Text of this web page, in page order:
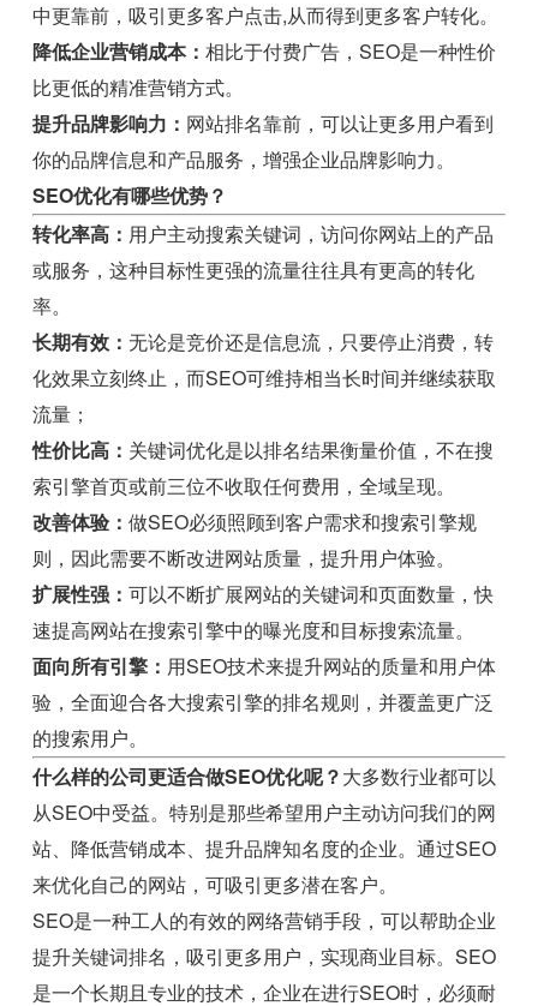
中更靠前，吸引更多客户点击,从而得到更多客户转化。
降低企业营销成本：相比于付费广告，SEO是一种性价
比更低的精准营销方式。
提升品牌影响力： 网站排名靠前，可以让更多用户看到
你的品牌信息和产品服务，增强企业品牌影响力。
SEO优化有哪些优势？
转化率高： 用户主动搜索关键词，访问你网站上的产品
或服务，这种目标性更强的流量往往具有更高的转化
率。
长期有效：无论是竞价还是信息流，只要停止消费，转
化效果立刻终止，而SEO可维持相当长时间并继续获取
流量；
性价比高： 关键词优化是以排名结果衡量价值，不在搜
索引擎首页或前三位不收取任何费用，全域呈现。
改善体验：做SEO必须照顾到客户需求和搜索引擎规
则，因此需要不断改进网站质量，提升用户体验。
扩展性强：可以不断扩展网站的关键词和页面数量，快
速提高网站在搜索引擎中的曝光度和目标搜索流量。
面向所有引擎： 用SEO技术来提升网站的质量和用户体
验，全面迎合各大搜索引擎的排名规则，并覆盖更广泛
的搜索用户。
什么样的公司更适合做SEO优化呢？大多数行业都可以
从SEO中受益。特别是那些希望用户主动访问我们的网
站、降低营销成本、提升品牌知名度的企业。通过SEO
来优化自己的网站，可吸引更多潜在客户。
SEO是一种工人的有效的网络营销手段，可以帮助企业
提升关键词排名，吸引更多用户，实现商业目标。SEO
是一个长期且专业的技术，企业在进行SEO时，必须耐